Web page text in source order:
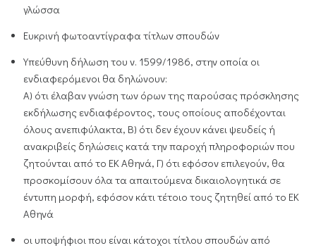
γλώσσα
Ευκρινή φωτοαντίγραφα τίτλων σπουδών
Υπεύθυνη δήλωση του ν. 1599/1986, στην οποία οι
ενδιαφερόμενοι θα δηλώνουν:
Α) ότι έλαβαν γνώση των όρων της παρούσας πρόσκλησης
εκδήλωσης ενδιαφέροντος, τους οποίους αποδέχονται
όλους ανεπιφύλακτα, Β) ότι δεν έχουν κάνει ψευδείς ή
ανακριβείς δηλώσεις κατά την παροχή πληροφοριών που
ζητούνται από το ΕΚ Αθηνά, Γ) ότι εφόσον επιλεγούν, θα
προσκομίσουν όλα τα απαιτούμενα δικαιολογητικά σε
έντυπη μορφή, εφόσον κάτι τέτοιο τους ζητηθεί από το ΕΚ
Αθηνά
οι υποψήφιοι που είναι κάτοχοι τίτλου σπουδών από